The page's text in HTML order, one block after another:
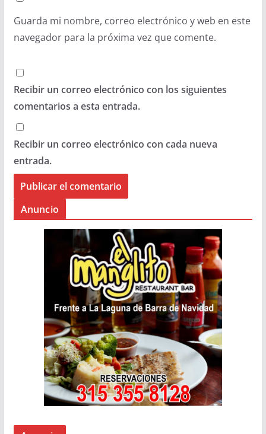
Guarda mi nombre, correo electrónico y web en este
navegador para la próxima vez que comente.
Recibir un correo electrónico con los siguientes
comentarios a esta entrada.
Recibir un correo electrónico con cada nueva
entrada.
Anuncio